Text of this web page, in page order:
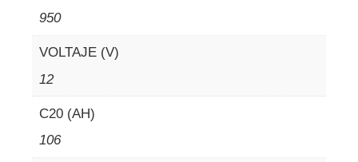
950
VOLTAJE (V)
12
C20 (AH)
106